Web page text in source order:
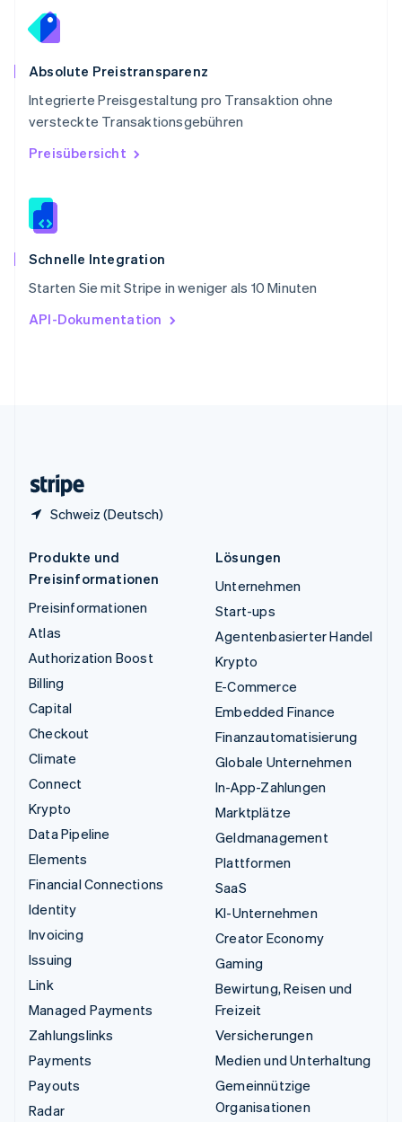
Absolute Preistransparenz
Integrierte Preisgestaltung pro Transaktion ohne
versteckte Transaktionsgebühren
Preisübersicht
Schnelle Integration
Starten Sie mit Stripe in weniger als 10 Minuten
API-Dokumentation
Schweiz (Deutsch)
Deutsch
Singapur
English
Slowakei
Slowenien
EnglishItaliano
Sonderverwaltungsregion Hongkong,
Spanien
Thailand
ไทยEnglish
English
English
Produkte und
Preisinformationen
Preisinformationen
Atlas
Authorization Boost
Billing
Capital
Checkout
Climate
Connect
Krypto
Data Pipeline
Elements
Financial Connections
Identity
Invoicing
Issuing
Link
Managed Payments
Zahlungslinks
Payments
Payouts
Radar
Lösungen
Unternehmen
Start-ups
Agentenbasierter Handel
Krypto
E-Commerce
Embedded Finance
Finanzautomatisierung
Globale Unternehmen
In-App-Zahlungen
Marktplätze
Geldmanagement
Plattformen
SaaS
KI-Unternehmen
Creator Economy
Gaming
Bewirtung, Reisen und
Freizeit
Versicherungen
Medien und Unterhaltung
Gemeinnützige
Organisationen